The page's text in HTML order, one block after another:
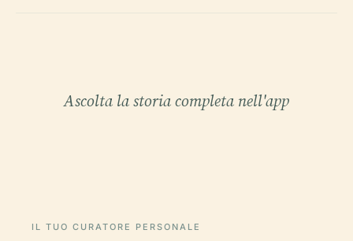
Ascolta la storia completa nell'app
IL TUO CURATORE PERSONALE